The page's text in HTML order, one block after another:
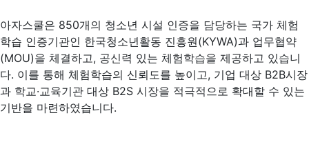
아자스쿨은 850개의 청소년 시설 인증을 담당하는 국가 체험
학습 인증기관인 한국청소년활동 진흥원(KYWA)과 업무협약
(MOU)을 체결하고, 공신력 있는 체험학습을 제공하고 있습니
다. 이를 통해 체험학습의 신뢰도를 높이고, 기업 대상 B2B시장
과 학교·교육기관 대상 B2S 시장을 적극적으로 확대할 수 있는
기반을 마련하였습니다.